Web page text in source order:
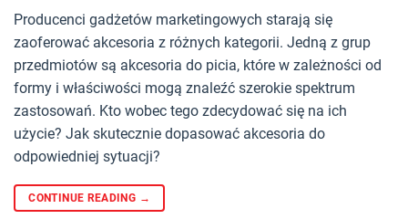
Producenci gadżetów marketingowych starają się
zaoferować akcesoria z różnych kategorii. Jedną z grup
przedmiotów są akcesoria do picia, które w zależności od
formy i właściwości mogą znaleźć szerokie spektrum
zastosowań. Kto wobec tego zdecydować się na ich
użycie? Jak skutecznie dopasować akcesoria do
odpowiedniej sytuacji?
CONTINUE READING →